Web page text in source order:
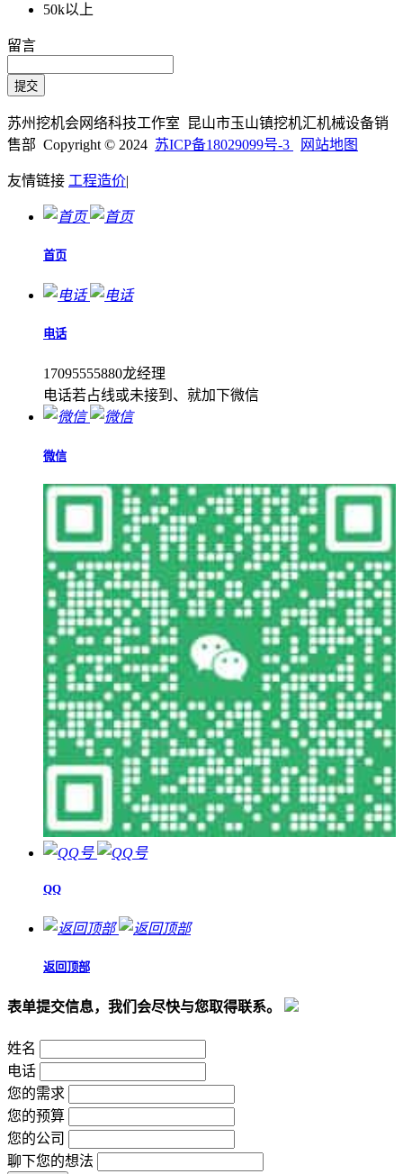
50k以上
留言
苏州挖机会网络科技工作室 昆山市玉山镇挖机汇机械设备销
售部 Copyright © 2024 苏ICP备18029099号-3 网站地图
友情链接 工程造价|
首页
电话
17095555880龙经理
电话若占线或未接到、就加下微信
微信
QQ
返回顶部
表单提交信息，我们会尽快与您取得联系。
姓名
电话
您的需求
您的预算
您的公司
聊下您的想法